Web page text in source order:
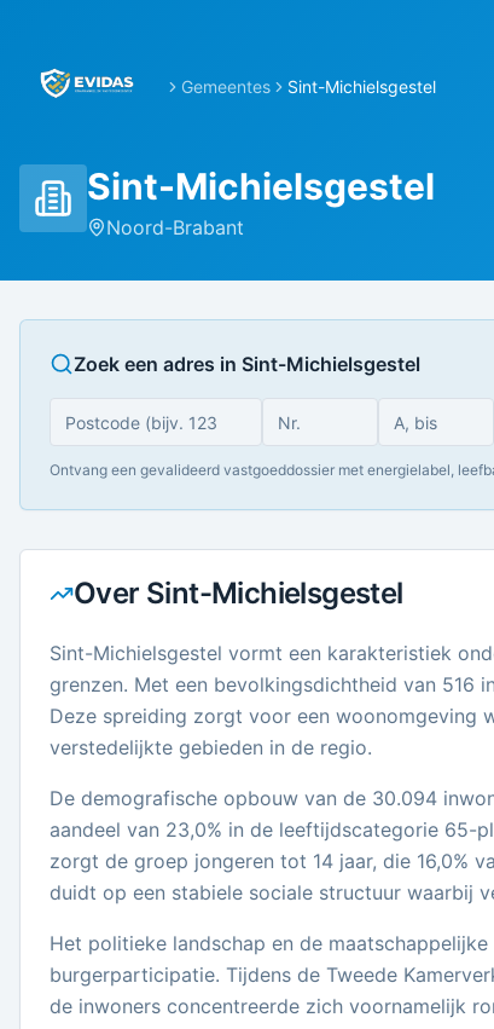
Gemeentes Sint-Michielsgestel
Sint-Michielsgestel
Noord-Brabant
Zoek een adres in Sint-Michielsgestel
Ontvang een gevalideerd vastgoeddossier met energielabel,
Over Sint-Michielsgestel
Sint-Michielsgestel vormt een karakteristiek
grenzen. Met een bevolkingsdichtheid van 516
Deze spreiding zorgt voor een woonomgeving
verstedelijkte gebieden in de regio.
De demografische opbouw van de 30.094
aandeel van 23,0% in de leeftijdscategorie 65-
zorgt de groep jongeren tot 14 jaar, die 16,0%
duidt op een stabiele sociale structuur waarbij
Het politieke landschap en de
burgerparticipatie. Tijdens de Tweede
de inwoners concentreerde zich voornamelijk